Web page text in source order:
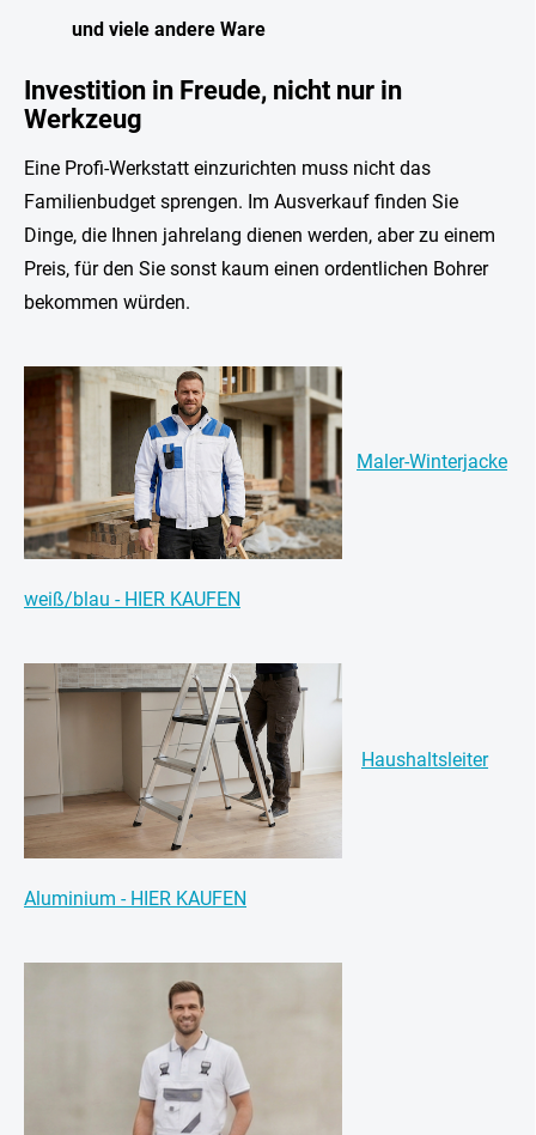
und viele andere Ware
Investition in Freude, nicht nur in
Werkzeug
Eine Profi-Werkstatt einzurichten muss nicht das
Familienbudget sprengen. Im Ausverkauf finden Sie
Dinge, die Ihnen jahrelang dienen werden, aber zu einem
Preis, für den Sie sonst kaum einen ordentlichen Bohrer
bekommen würden.
Maler-Winterjacke
weiß/blau - HIER KAUFEN
Haushaltsleiter
Aluminium - HIER KAUFEN